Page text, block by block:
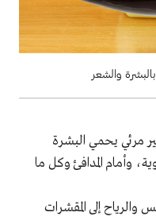
والشعر
مرئي يحمي البشرة
وأمام المدافئ وكل ما
إلى المقشرات